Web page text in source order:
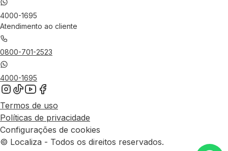
4000-1695
Atendimento ao cliente
0800-701-2523
4000-1695
Termos de uso
Políticas de privacidade
Configurações de cookies
© Localiza - Todos os direitos reservados.